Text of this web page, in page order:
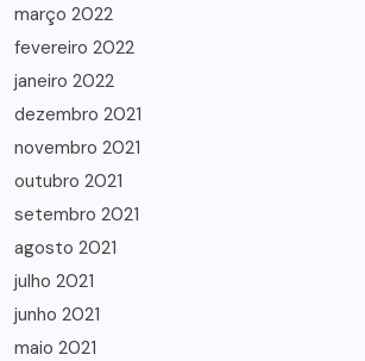
março 2022
fevereiro 2022
janeiro 2022
dezembro 2021
novembro 2021
outubro 2021
setembro 2021
agosto 2021
julho 2021
junho 2021
maio 2021